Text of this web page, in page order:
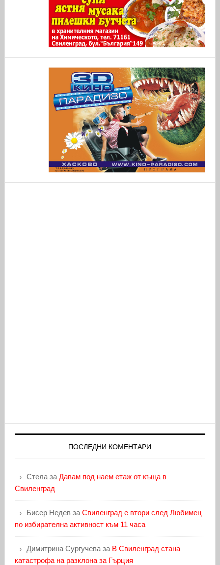
ПОСЛЕДНИ КОМЕНТАРИ
Стелаза Давам под наем етаж от къща в
Свиленград
Бисер Недевза Свиленград е втори след Любимец
по избирателна активност към 11 часа
Димитрина Сургучеваза В Свиленград стана
катастрофа на разклона за Гърция